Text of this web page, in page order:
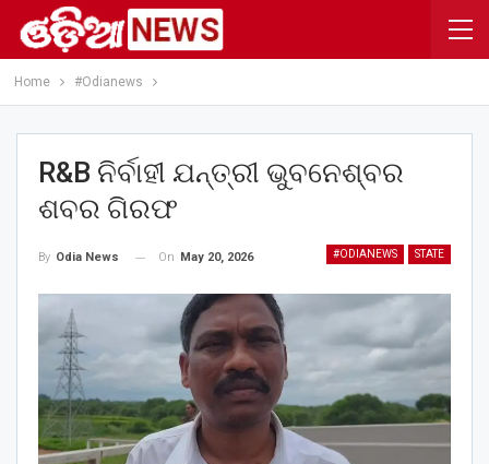
Home #Odianews
R&B ନିର୍ବାହୀ ଯନ୍ତ୍ରୀ ଭୁବନେଶ୍ବର
ଶବର ଗିରଫ
#ODIANEWS STATE
By Odia News On May 20, 2026